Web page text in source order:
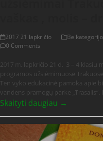
2017 21 lapkričio Be
0 Comments
2017 m. lapkričio 21 d. 3 – 4
programos užsiėmimuose
Ten vyko edukacinė pamoka apie
vandens pramogų parke
Skaityti daugiau →